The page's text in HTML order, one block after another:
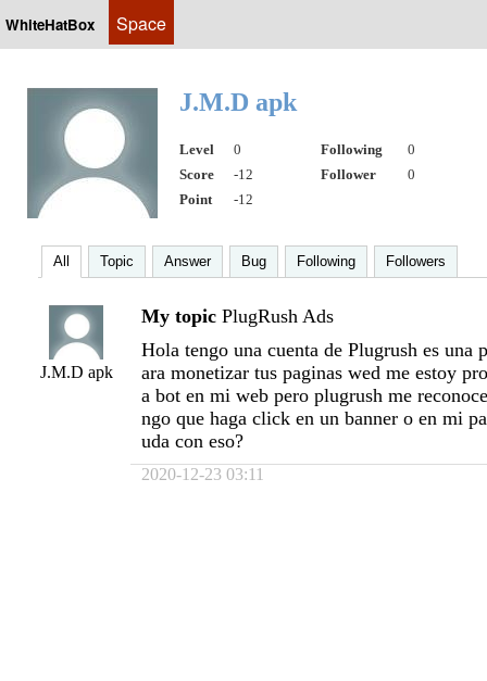
WhiteHatBox Space
J.M.D apk
Level 0 Following
0
Score
-12 Follower
0
Point
-12
All Topic Answer Bug Following Followers
J.M.D apk
My topic PlugRush Ads
Hola tengo una cuenta de Plugrush es una
ara monetizar tus paginas wed me estoy
a bot en mi web pero plugrush me
ngo que haga click en un banner o en mi
uda con eso?
2020-12-23 03:11